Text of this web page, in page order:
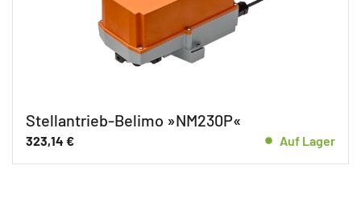
Stellantrieb-Belimo »NM230P«
323,14 € Auf Lager